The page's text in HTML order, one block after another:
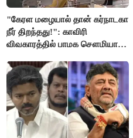
"கேரள மழையால் தான் கர்நாடகா
நீர் திறந்தது!": காவிரி
விவகாரத்தில் பாமக சௌமியா